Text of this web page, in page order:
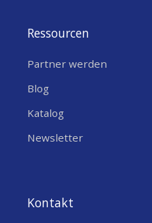
Ressourcen
Partner werden
Blog
Katalog
Newsletter
Kontakt